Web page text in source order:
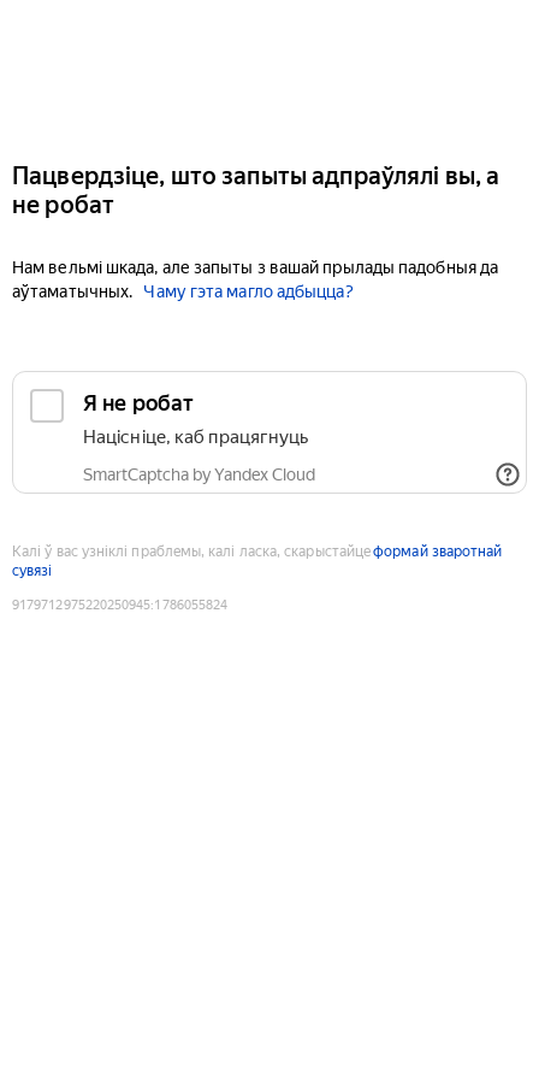
Пацвердзіце, што запыты адпраўлялі вы, а
не робат
Нам вельмі шкада, але запыты з вашай прылады падобныя да
аўтаматычных.
Чаму гэта магло адбыцца?
Я не робат
Націсніце, каб працягнуць
SmartCaptcha by Yandex Cloud
Калі ў вас узніклі праблемы, калі ласка, скарыстайцеформай зваротнай
сувязі
9179712975220250945:1786055824